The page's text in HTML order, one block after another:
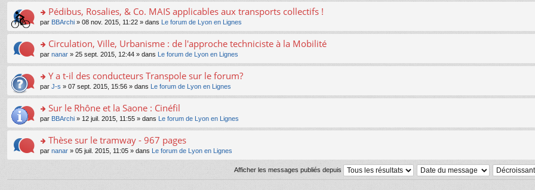
e
nt
s
ré
c
e
nt
le
pl
u
s
ré
c
e
nt
n
n
le
pl
u
s
ré
c
e
nt
a
g
e
n
n
le
pl
u
s
ré
c
e
nt
le
m
e
s
a
g
e
n
n
le
pl
u
s
ré
c
s
ult
er
le
m
e
s
a
g
e
n
n
le
pl
u
ré
o
n
s
ult
er
le
m
e
s
a
g
e
n
n
Pédibus, Rosalies, & Co. MAIS applicables aux transports collectifs !
par BBArchi » 08 nov. 2015, 11:22 » dans Le forum de Lyon en Lignes
o
n
s
ult
er
le
m
e
s
a
g
e
o
Circulation, Ville, Urbanisme : de l'approche techniciste à la Mobilité
par nanar » 25 sept. 2015, 12:44 » dans Le forum de Lyon en Lignes
o
n
s
ult
er
le
m
e
s
Y a t-il des conducteurs Transpole sur le forum?
par J-s » 07 sept. 2015, 15:56 » dans Le forum de Lyon en Lignes
o
n
s
ult
er
e
Sur le Rhône et la Saone : Cinéfil
par BBArchi » 12 juil. 2015, 11:55 » dans Le forum de Lyon en Lignes
o
n
ult
Thèse sur le tramway - 967 pages
par nanar » 05 juil. 2015, 11:05 » dans Le forum de Lyon en Lignes
Afficher les messages publiés depuis